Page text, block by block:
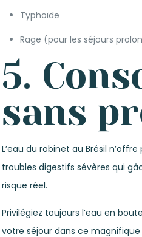
Typhoïde
Rage (pour les séjours
5.
sans
L’eau du robinet au Brésil
troubles digestifs sévères qui
risque réel.
Privilégiez toujours l’eau en
votre séjour dans ce magnifique